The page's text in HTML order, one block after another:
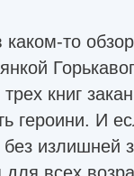
каком-то
книг
героини. И
излишней